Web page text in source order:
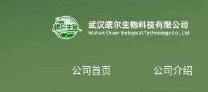
公司首页 公司介绍